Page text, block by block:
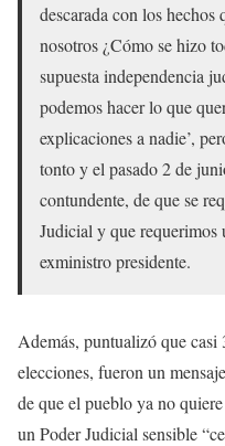
descarada con los
nosotros ¿Cómo se hizo
supuesta independencia
podemos hacer lo que
explicaciones a nadie’,
tonto y el pasado 2 de
contundente, de que se
Judicial y que requerimos
exministro presidente.
Además, puntualizó que casi
elecciones, fueron un
de que el pueblo ya no
un Poder Judicial sensible